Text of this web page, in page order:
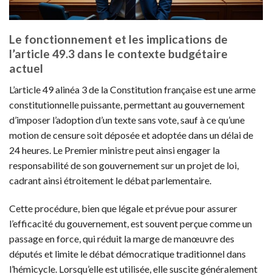
Le fonctionnement et les implications de
l’article 49.3 dans le contexte budgétaire
actuel
L’article 49 alinéa 3 de la Constitution française est une arme
constitutionnelle puissante, permettant au gouvernement
d’imposer l’adoption d’un texte sans vote, sauf à ce qu’une
motion de censure soit déposée et adoptée dans un délai de
24 heures. Le Premier ministre peut ainsi engager la
responsabilité de son gouvernement sur un projet de loi,
cadrant ainsi étroitement le débat parlementaire.
Cette procédure, bien que légale et prévue pour assurer
l’efficacité du gouvernement, est souvent perçue comme un
passage en force, qui réduit la marge de manœuvre des
députés et limite le débat démocratique traditionnel dans
l’hémicycle. Lorsqu’elle est utilisée, elle suscite généralement